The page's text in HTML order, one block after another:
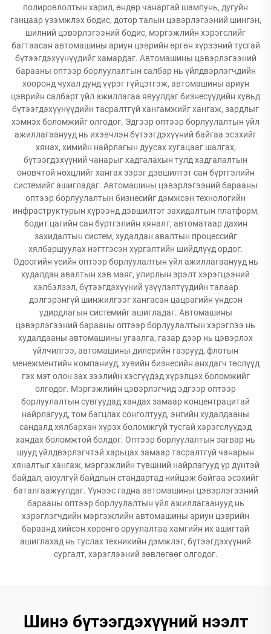
полировлолтын харил, өндөр чанартай шампунь, дугуйн
ганцаар үзэмжлэх бодис, дотор талын цэвэрлэгээний шингэн,
шилний цэвэрлэгээний бодис, мэргэжлийн хэрэгслийг
багтаасан автомашины ариун цэврийн өргөн хүрээний тусгай
бүтээгдэхүүнүүдийг хамардаг. Автомашины цэвэрлэгээний
барааны оптээр борлуулалтын салбар нь үйлдвэрлэгчдийн
хооронд чухал дунд үүрэг гүйцэтгэж, автомашины ариун
цэврийн салбарт үйл ажиллагаа явуулдаг бизнесүүдийн хувьд
бүтээгдэхүүнүүдийн тасралтгүй хангамжийг хангаж, зардлыг
хэмнэх боломжийг олгодог. Эдгээр оптээр борлуулалтын үйл
ажиллагаанууд нь ихэвчлэн бүтээгдэхүүний байгаа эсэхийг
хянах, химийн найрлагын дуусах хугацааг шалгах,
бүтээгдэхүүний чанарыг хадгалахын тулд хадгалалтын
оновчтой нөхцлийг хангах зэрэг дэвшилтэт сан бүртгэлийн
системийг ашигладаг. Автомашины цэвэрлэгээний барааны
оптээр борлуулалтын бизнесийг дэмжсэн технологийн
инфраструктурын хүрээнд дэвшилтэт захидалтын платформ,
бодит цагийн сан бүртгэлийн хяналт, автоматаар дахин
захидалтын систем, худалдан авалтын процессийг
хялбаршуулах нэгтгэсэн хүргэлтийн шийдлүүд ордог.
Одоогийн үеийн оптээр борлуулалтын үйл ажиллагаанууд нь
худалдан авалтын хэв маяг, улирлын эрэлт хэрэгцээний
хэлбэлзэл, бүтээгдэхүүний үзүүлэлтүүдийн талаар
дэлгэрэнгүй шинжилгээг хангасан цацрагийн үндсэн
удирдлагын системийг ашигладаг. Автомашины
цэвэрлэгээний барааны оптээр борлуулалтын хэрэглээ нь
худалдааны автомашины угаалга, газар дээр нь цэвэрлэх
үйлчилгээ, автомашины дилерийн газрууд, флотын
менежментийн компаниуд, хувийн бизнесийн анхдагч төслүүд
гэх мэт олон зах зээлийн хэсгүүдэд хүрэлцэх боломжийг
олгодог. Мэргэжлийн цэвэрлэгчид эдгээр оптээр
борлуулалтын сувгуудад хандах замаар концентрацитай
найрлагууд, том багцлах сонголтууд, энгийн худалдааны
сандалд хялбархан хүрэх боломжгүй тусгай хэрэгслүүдэд
хандах боломжтой болдог. Оптээр борлуулалтын загвар нь
шууд үйлдвэрлэгчтэй харьцах замаар тасралтгүй чанарын
хяналтыг хангаж, мэргэжлийн түвшний найрлагууд үр дүнтэй
байдал, аюулгүй байдлын стандартад нийцэж байгаа эсэхийг
баталгаажуулдаг. Үүнээс гадна автомашины цэвэрлэгээний
барааны оптээр борлуулалтын үйл ажиллагаанууд нь
хэрэглэгчдийн мэргэжлийн автомашины ариун цэврийн
бараанд хийсэн хөрөнгө оруулалтаа хамгийн их ашигтай
ашиглахад нь туслах техникийн дэмжлэг, бүтээгдэхүүний
сургалт, хэрэглээний зөвлөгөөг олгодог.
Шинэ бүтээгдэхүүний нээлт